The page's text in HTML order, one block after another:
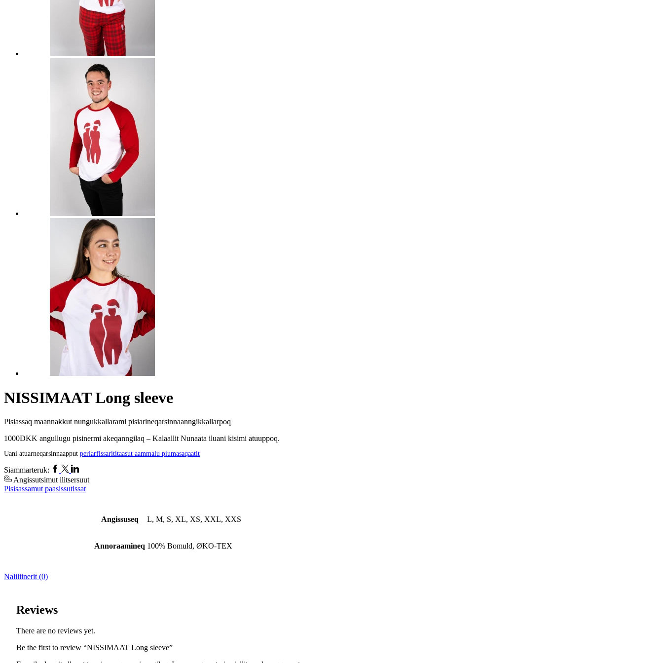
NISSIMAAT Long sleeve
Pisiassaq maannakkut nungukkallarami pisiarineqarsinnaanngikkallarpoq
1000DKK angullugu pisinermi akeqanngilaq – Kalaallit Nunaata iluani kisimi atuuppoq.
Uani atuarneqarsinnaapput periarfissarititaasut aammalu piumasaqaatit
Siammarteruk: Facebook
TwitterLinkedin
Angissutsimut ilitsersuut
Pisisassamut paasissutissat
Angissuseq L, M, S, XL, XS, XXL, XXS
Annoraamineq 100% Bomuld, ØKO-TEX
Naliliinerit (0)
Reviews
There are no reviews yet.
Be the first to review “NISSIMAAT Long sleeve”